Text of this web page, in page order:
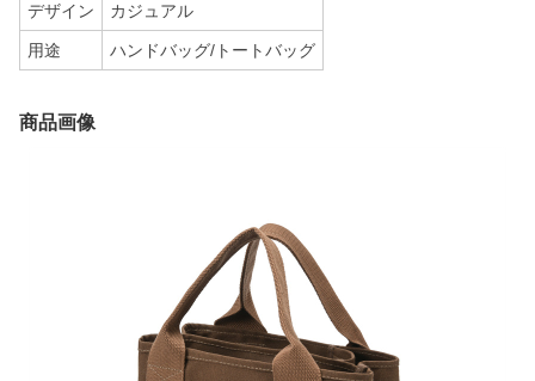
デザイン カジュアル
用途 ハンドバッグ/トートバッグ
商品画像